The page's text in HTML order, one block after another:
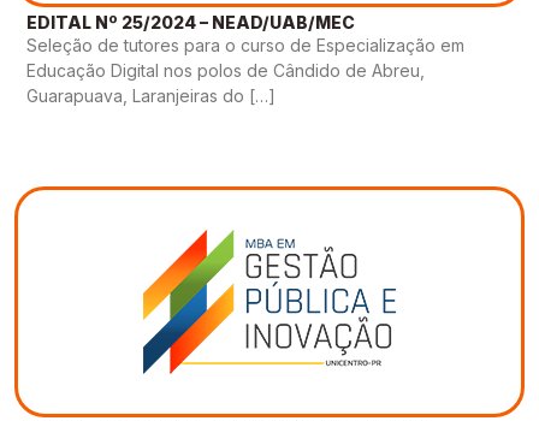
EDITAL Nº 25/2024 – NEAD/UAB/MEC
Seleção de tutores para o curso de Especialização em
Educação Digital nos polos de Cândido de Abreu,
Guarapuava, Laranjeiras do […]